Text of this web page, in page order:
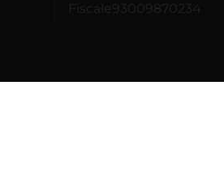
Fiscale93009870234